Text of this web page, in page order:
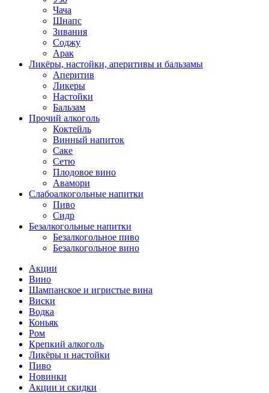
Чача
Шнапс
Зивания
Соджу
Арак
Ликёры, настойки, аперитивы и бальзамы
Аперитив
Ликеры
Настойки
Бальзам
Прочий алкоголь
Коктейль
Винный напиток
Саке
Сетю
Плодовое вино
Авамори
Слабоалкогольные напитки
Пиво
Сидр
Безалкогольные напитки
Безалкогольное пиво
Безалкогольное вино
Акции
Вино
Шампанское и игристые вина
Виски
Водка
Коньяк
Ром
Крепкий алкоголь
Ликёры и настойки
Пиво
Новинки
Акции и скидки